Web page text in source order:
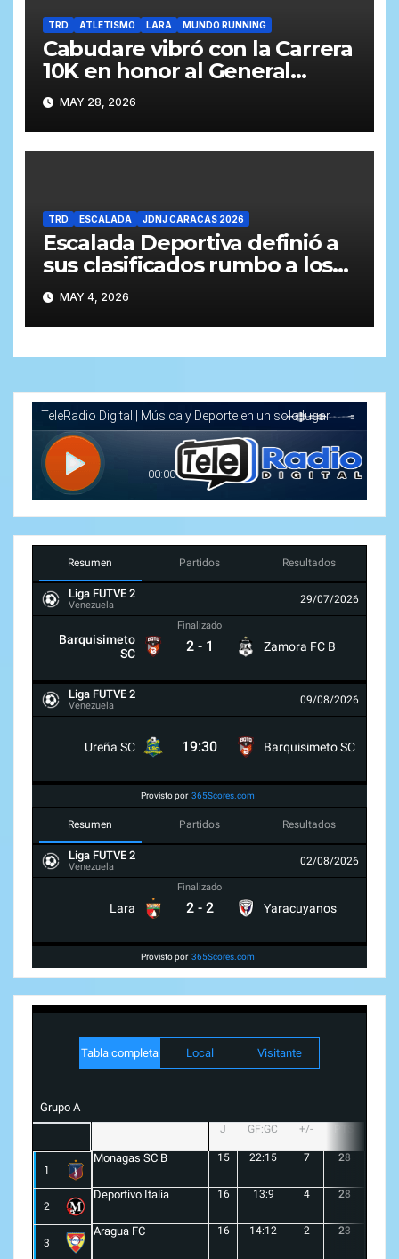
TRD ATLETISMO LARA MUNDO RUNNING
Cabudare vibró con la Carrera
10K en honor al General
Jacinto Lara (Galería y
Resultados)
MAY 28, 2026
TRD ESCALADA JDNJ CARACAS 2026
Escalada Deportiva definió a
sus clasificados rumbo a los
Juegos Deportivos
Nacionales Juveniles Caracas
2026
MAY 4, 2026
Resumen Partidos Resultados
Liga FUTVE 2
Venezuela 29/07/2026
Barquisimeto
SC
Finalizado
2 - 1 Zamora FC B
Liga FUTVE 2
Venezuela 09/08/2026
Ureña SC 19:30 Barquisimeto SC
Provisto por 365Scores.com
Resumen Partidos Resultados
Liga FUTVE 2
Venezuela 02/08/2026
Lara
Finalizado
2 - 2 Yaracuyanos
Provisto por 365Scores.com
Tabla completa Local Visitante
Grupo A
J GF:GC +/-
1
Monagas SC B 15 22:15 7 28
2
Deportivo Italia 16 13:9 4 28
3
Aragua FC 16 14:12 2 23